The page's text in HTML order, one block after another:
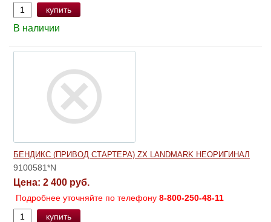
купить
В наличии
БЕНДИКС (ПРИВОД СТАРТЕРА) ZX LANDMARK НЕОРИГИНАЛ
9100581*N
Цена: 2 400 руб.
Подробнее уточняйте по телефону 8-800-250-48-11
купить